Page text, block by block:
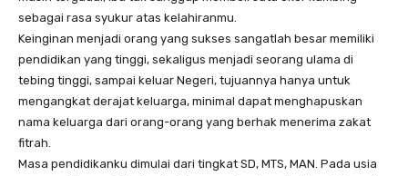
sebagai rasa syukur atas kelahiranmu.
Keinginan menjadi orang yang sukses sangatlah besar memiliki
pendidikan yang tinggi, sekaligus menjadi seorang ulama di
tebing tinggi, sampai keluar Negeri, tujuannya hanya untuk
mengangkat derajat keluarga, minimal dapat menghapuskan
nama keluarga dari orang-orang yang berhak menerima zakat
fitrah.
Masa pendidikanku dimulai dari tingkat SD, MTS, MAN. Pada usia